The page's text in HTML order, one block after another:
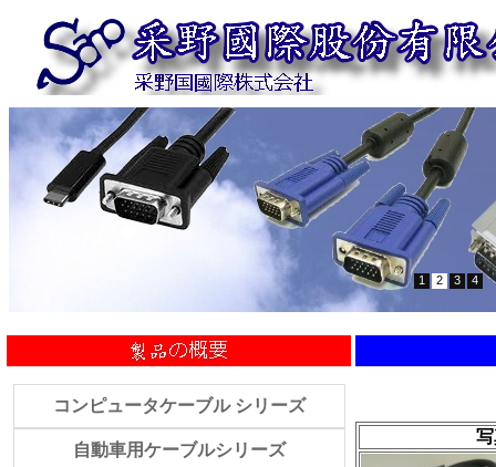
1 2 3 4
コンピュータケーブル シリーズ
自動車用ケーブルシリーズ